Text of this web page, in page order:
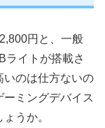
円と、一般
ライトが搭載さ
いのは仕方ないの
ミングデバイス
うか。